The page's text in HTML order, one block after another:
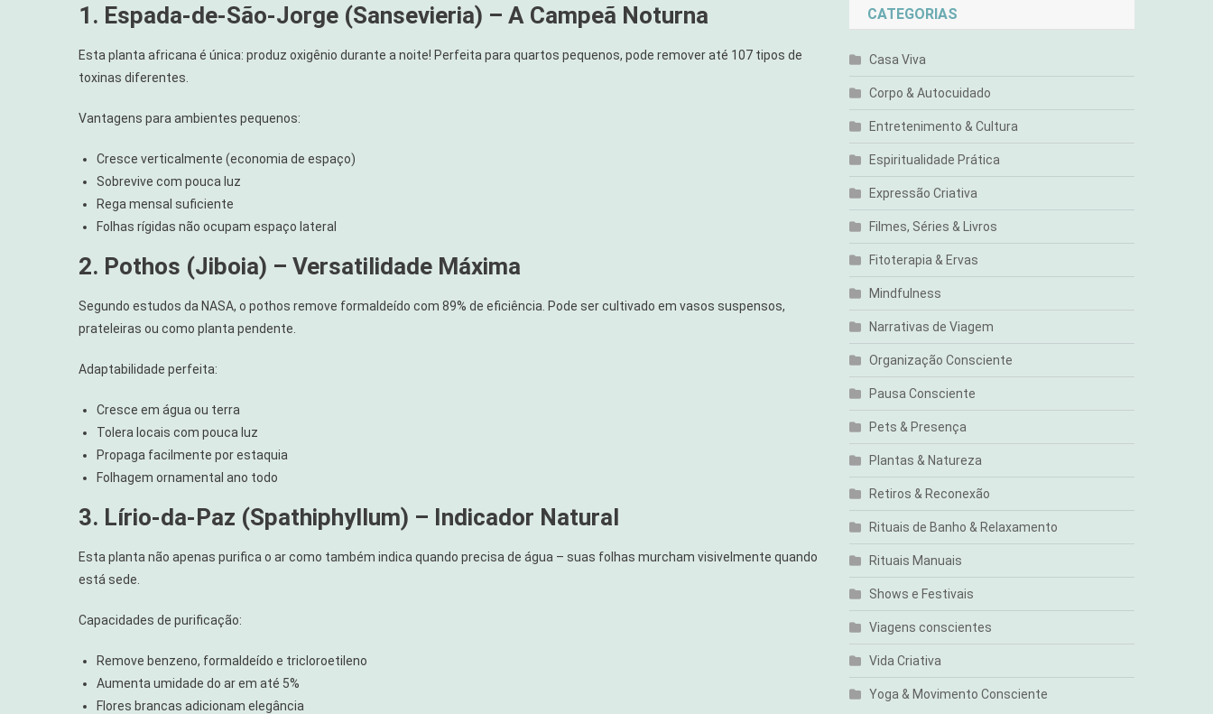
1. Espada-de-São-Jorge (Sansevieria) – A Campeã Noturna
Esta planta africana é única: produz oxigênio durante a noite! Perfeita para quartos pequenos, pode remover até 107 tipos de
toxinas diferentes.
Vantagens para ambientes pequenos:
Cresce verticalmente (economia de espaço)
Sobrevive com pouca luz
Rega mensal suficiente
Folhas rígidas não ocupam espaço lateral
2. Pothos (Jiboia) – Versatilidade Máxima
Segundo estudos da NASA, o pothos remove formaldeído com 89% de eficiência. Pode ser cultivado em vasos suspensos,
prateleiras ou como planta pendente.
Adaptabilidade perfeita:
Cresce em água ou terra
Tolera locais com pouca luz
Propaga facilmente por estaquia
Folhagem ornamental ano todo
3. Lírio-da-Paz (Spathiphyllum) – Indicador Natural
Esta planta não apenas purifica o ar como também indica quando precisa de água – suas folhas murcham visivelmente quando
está sede.
Capacidades de purificação:
Remove benzeno, formaldeído e tricloroetileno
Aumenta umidade do ar em até 5%
Flores brancas adicionam elegância
CATEGORIAS
Casa Viva
Corpo & Autocuidado
Entretenimento & Cultura
Espiritualidade Prática
Expressão Criativa
Filmes, Séries & Livros
Fitoterapia & Ervas
Mindfulness
Narrativas de Viagem
Organização Consciente
Pausa Consciente
Pets & Presença
Plantas & Natureza
Retiros & Reconexão
Rituais de Banho & Relaxamento
Rituais Manuais
Shows e Festivais
Viagens conscientes
Vida Criativa
Yoga & Movimento Consciente